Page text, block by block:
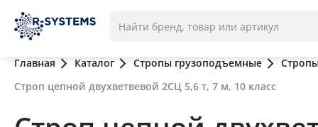
Главная Каталог Стропы грузоподъемные
Строп цепной двухветвевой 2СЦ 5,6 т, 7 м, 10 класс